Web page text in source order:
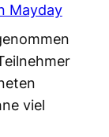
Mayday
viel